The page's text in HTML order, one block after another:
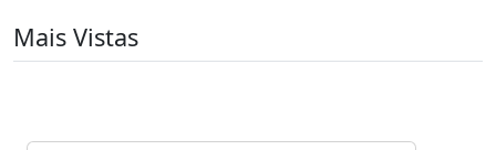
Mais Vistas